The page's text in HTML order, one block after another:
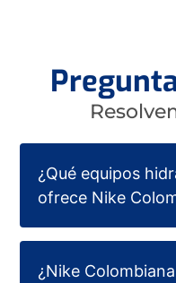
¿Qué equipos
ofrece Nike
¿Nike